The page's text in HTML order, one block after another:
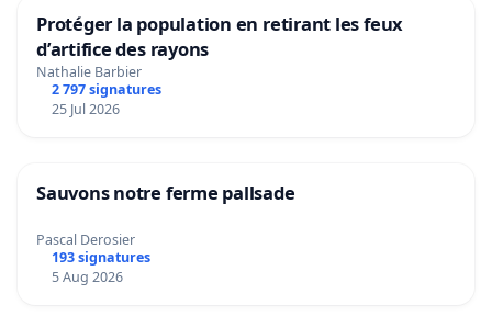
Protéger la population en retirant les feux
d’artifice des rayons
Nathalie Barbier
2 797 signatures
25 Jul 2026
Sauvons notre ferme pallsade
Pascal Derosier
193 signatures
5 Aug 2026